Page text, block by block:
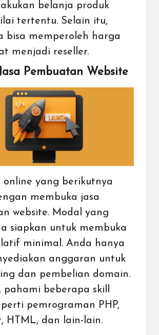
belanja produk
tertentu. Selain itu,
bisa memperoleh harga
menjadi reseller.
Pembuatan Website
online yang berikutnya
membuka jasa
website. Modal yang
siapkan untuk membuka
minimal. Anda hanya
anggaran untuk
dan pembelian domain.
pahami beberapa skill
pemrograman PHP,
HTML, dan lain-lain.